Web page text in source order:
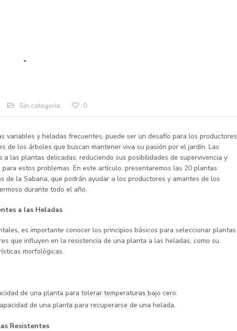
y Amantes de los
Sin categoría 0
variables y heladas frecuentes, puede ser un desafío para los productores
de los árboles que buscan mantener viva su pasión por el jardín. Las
las plantas delicadas, reduciendo sus posibilidades de supervivencia y
estos problemas. En este artículo, presentaremos las 20 plantas
de la Sabana, que podrán ayudar a los productores y amantes de los
durante todo el año.
a las Heladas
es importante conocer los principios básicos para seleccionar plantas
que influyen en la resistencia de una planta a las heladas, como su
morfológicas.
de una planta para tolerar temperaturas bajo cero.
de una planta para recuperarse de una helada.
Resistentes